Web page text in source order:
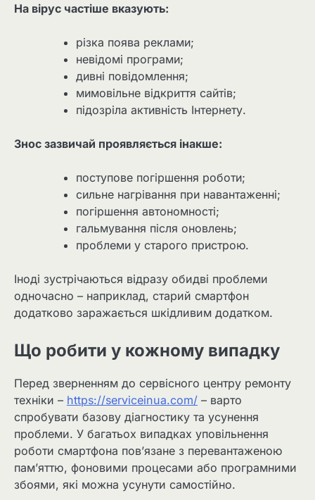
На вірус частіше вказують:
різка поява реклами;
невідомі програми;
дивні повідомлення;
мимовільне відкриття сайтів;
підозріла активність Інтернету.
Знос зазвичай проявляється інакше:
поступове погіршення роботи;
сильне нагрівання при навантаженні;
погіршення автономності;
гальмування після оновлень;
проблеми у старого пристрою.
Іноді зустрічаються відразу обидві проблеми
одночасно – наприклад, старий смартфон
додатково заражається шкідливим додатком.
Що робити у кожному випадку
Перед зверненням до сервісного центру ремонту
техніки – https://serviceinua.com/ – варто
спробувати базову діагностику та усунення
проблеми. У багатьох випадках уповільнення
роботи смартфона пов’язане з перевантаженою
пам’яттю, фоновими процесами або програмними
збоями, які можна усунути самостійно.